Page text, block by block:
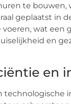
te
geplaatst in
wat
en
en